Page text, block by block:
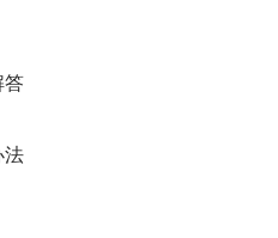
答
法